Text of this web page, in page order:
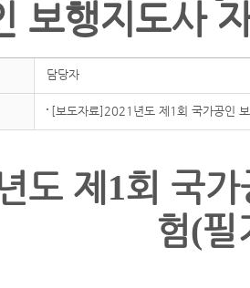
보행지도사
담당자
[보도자료]2021년도 제1회 국가공인
도 제 1회 국
험(필